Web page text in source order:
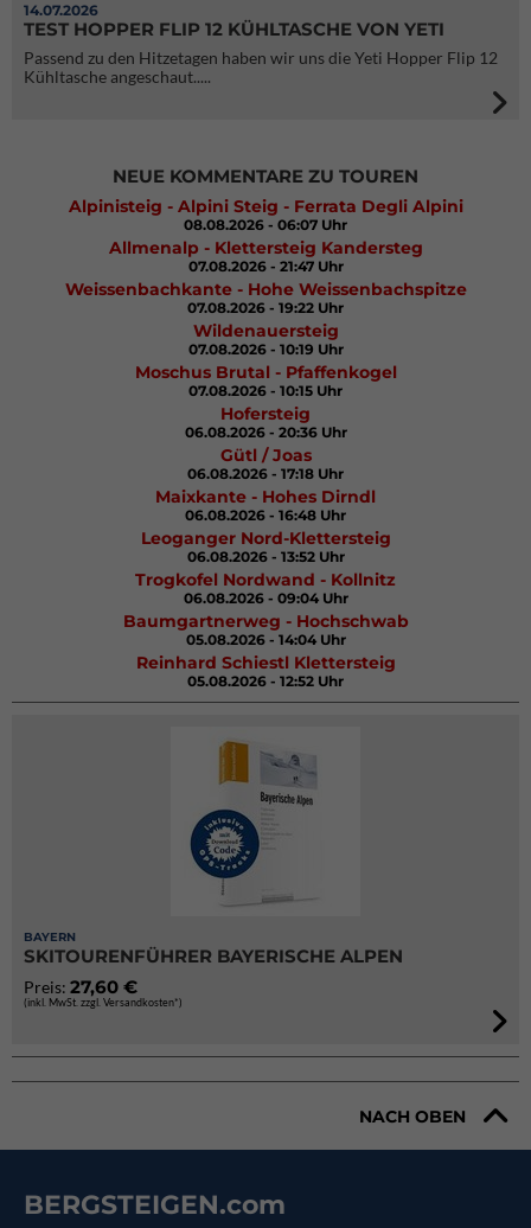
14.07.2026
TEST HOPPER FLIP 12 KÜHLTASCHE VON YETI
Passend zu den Hitzetagen haben wir uns die Yeti Hopper Flip 12
Kühltasche angeschaut.....
NEUE KOMMENTARE ZU TOUREN
Alpinisteig - Alpini Steig - Ferrata Degli Alpini
08.08.2026 - 06:07 Uhr
Allmenalp - Klettersteig Kandersteg
07.08.2026 - 21:47 Uhr
Weissenbachkante - Hohe Weissenbachspitze
07.08.2026 - 19:22 Uhr
Wildenauersteig
07.08.2026 - 10:19 Uhr
Moschus Brutal - Pfaffenkogel
07.08.2026 - 10:15 Uhr
Hofersteig
06.08.2026 - 20:36 Uhr
Gütl / Joas
06.08.2026 - 17:18 Uhr
Maixkante - Hohes Dirndl
06.08.2026 - 16:48 Uhr
Leoganger Nord-Klettersteig
06.08.2026 - 13:52 Uhr
Trogkofel Nordwand - Kollnitz
06.08.2026 - 09:04 Uhr
Baumgartnerweg - Hochschwab
05.08.2026 - 14:04 Uhr
Reinhard Schiestl Klettersteig
05.08.2026 - 12:52 Uhr
BAYERN
SKITOURENFÜHRER BAYERISCHE ALPEN
Preis: 27,60 €
(inkl. MwSt. zzgl. Versandkosten*)
NACH OBEN
BERGSTEIGEN.com